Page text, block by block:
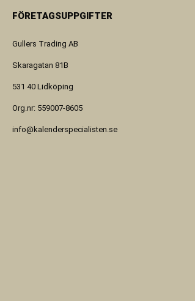
FÖRETAGSUPPGIFTER
Gullers Trading AB
Skaragatan 81B
531 40 Lidköping
Org.nr: 559007-8605
info@kalenderspecialisten.se